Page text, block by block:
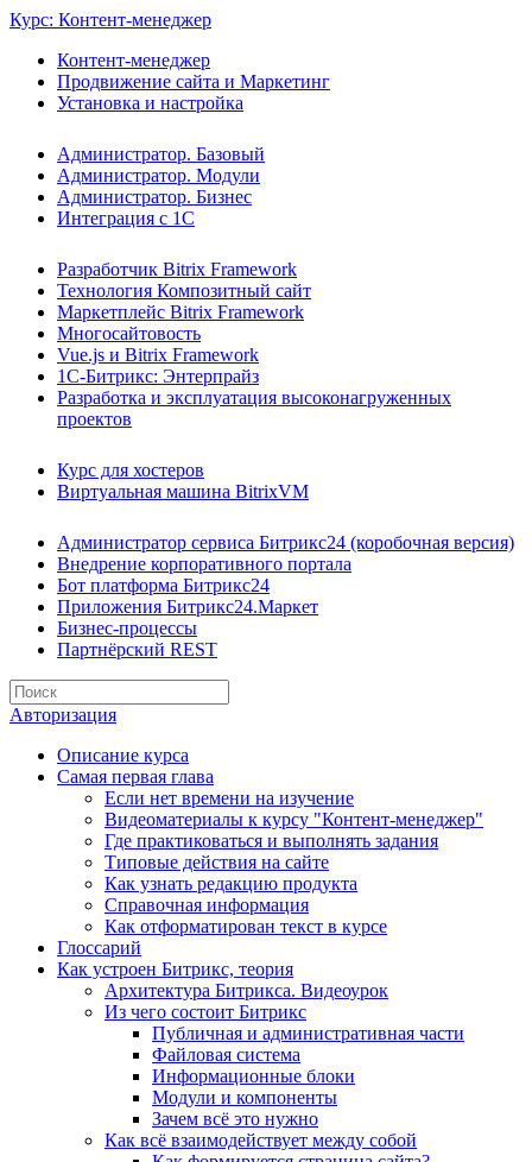
Курс: Контент-менеджер
Контент-менеджер
Продвижение сайта и Маркетинг
Установка и настройка
Администратор. Базовый
Администратор. Модули
Администратор. Бизнес
Интеграция с 1С
Разработчик Bitrix Framework
Технология Композитный сайт
Маркетплейс Bitrix Framework
Многосайтовость
Vue.js и Bitrix Framework
1С-Битрикс: Энтерпрайз
Разработка и эксплуатация высоконагруженных
проектов
Курс для хостеров
Виртуальная машина BitrixVM
Администратор сервиса Битрикс24 (коробочная версия)
Внедрение корпоративного портала
Бот платформа Битрикс24
Приложения Битрикс24.Маркет
Бизнес-процессы
Партнёрский REST
Авторизация
Описание курса
Самая первая глава
Если нет времени на изучение
Видеоматериалы к курсу "Контент-менеджер"
Где практиковаться и выполнять задания
Типовые действия на сайте
Как узнать редакцию продукта
Справочная информация
Как отформатирован текст в курсе
Глоссарий
Как устроен Битрикс, теория
Архитектура Битрикса. Видеоурок
Из чего состоит Битрикс
Публичная и административная части
Файловая система
Информационные блоки
Модули и компоненты
Зачем всё это нужно
Как всё взаимодействует между собой